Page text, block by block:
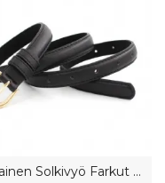
Kultainen Solkivyö Farkut Naisten Muoti Koristeellinen Hame Puku Ohut Vyö